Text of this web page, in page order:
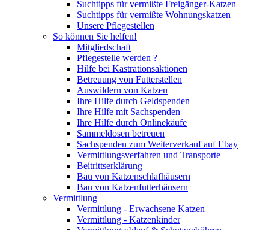
Suchtipps für vermißte Freigänger-Katzen
Suchtipps für vermißte Wohnungskatzen
Unsere Pflegestellen
So können Sie helfen!
Mitgliedschaft
Pflegestelle werden ?
Hilfe bei Kastrationsaktionen
Betreuung von Futterstellen
Auswildern von Katzen
Ihre Hilfe durch Geldspenden
Ihre Hilfe mit Sachspenden
Ihre Hilfe durch Onlinekäufe
Sammeldosen betreuen
Sachspenden zum Weiterverkauf auf Ebay
Vermittlungsverfahren und Transporte
Beitrittserklärung
Bau von Katzenschlafhäusern
Bau von Katzenfutterhäusern
Vermittlung
Vermittlung - Erwachsene Katzen
Vermittlung - Katzenkinder